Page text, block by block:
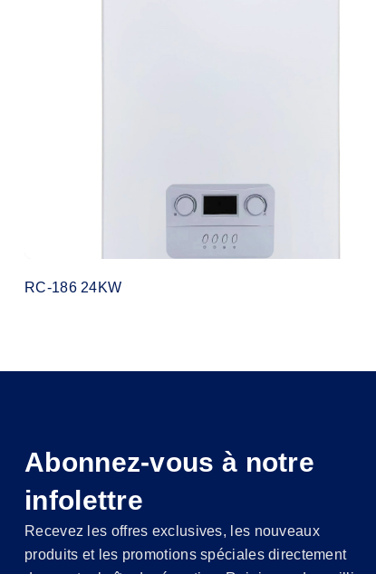
RC-186 24KW
Abonnez-vous à notre
infolettre
Recevez les offres exclusives, les nouveaux
produits et les promotions spéciales directement